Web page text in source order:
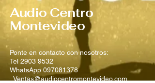
Audio Centro
Montevideo
Ponte en contacto con nosotros:
Tel 2903 9532
WhatsApp 097081378
Ventas@audiocentromontevideo.com